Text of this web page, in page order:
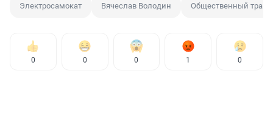
Электросамокат Вячеслав Володин Общественный
0 0 0 1 0